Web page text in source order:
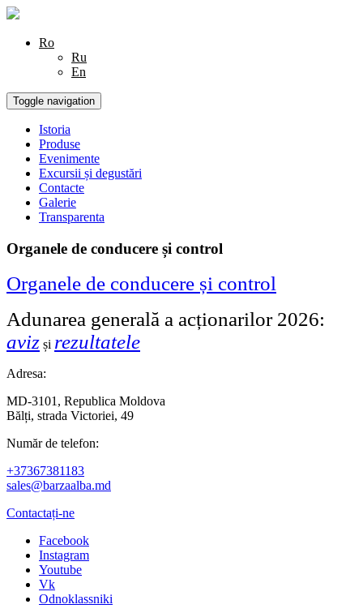
Ro
Ru
En
Toggle navigation
Istoria
Produse
Evenimente
Excursii și degustări
Contacte
Galerie
Transparenta
Organele de conducere și control
Organele de conducere și control
Adunarea generală a acționarilor 2026:
aviz și rezultatele
Adresa:
MD-3101, Republica Moldova
Bălți, strada Victoriei, 49
Număr de telefon:
+37367381183
sales@barzaalba.md
Contactați-ne
Facebook
Instagram
Youtube
Vk
Odnoklassniki